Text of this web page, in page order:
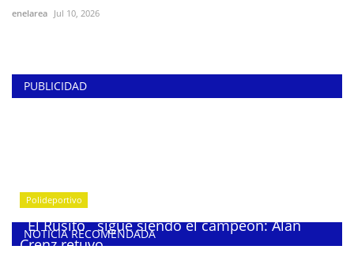
enelarea Jul 10, 2026
PUBLICIDAD
NOTICIA RECOMENDADA
Polideportivo
¨El Rusito¨ sigue siendo el campeón: Alan
Crenz retuvo...